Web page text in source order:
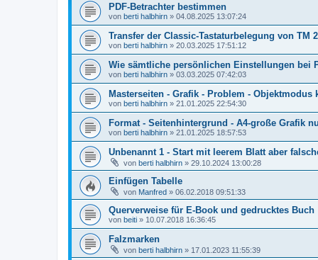
PDF-Betrachter bestimmen
von berti halbhirn » 04.08.2025 13:07:24
Transfer der Classic-Tastaturbelegung von TM
von berti halbhirn » 20.03.2025 17:51:12
Wie sämtliche persönlichen Einstellungen bei
von berti halbhirn » 03.03.2025 07:42:03
Masterseiten - Grafik - Problem -
von berti halbhirn » 21.01.2025 22:54:30
Format - Seitenhintergrund - A4-große Grafik
von berti halbhirn » 21.01.2025 18:57:53
Unbenannt 1 - Start mit leerem Blatt aber
von berti halbhirn » 29.10.2024 13:00:28
Einfügen Tabelle
von Manfred » 06.02.2018 09:51:33
Querverweise für E-Book und gedrucktes Buch
von beiti » 10.07.2018 16:36:45
Falzmarken
von berti halbhirn » 17.01.2023 11:55:39